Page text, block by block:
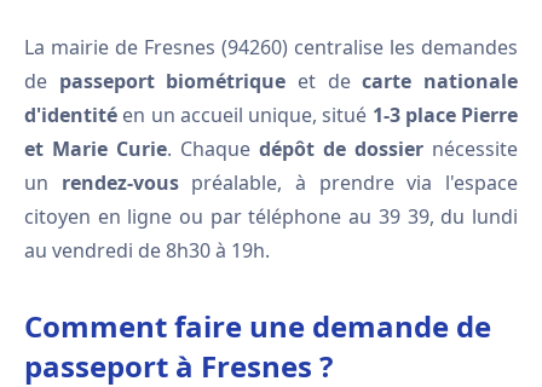
La mairie de Fresnes (94260) centralise les demandes
de passeport biométrique et decarte nationale
d'identité en un accueil unique, situé 1-3 place Pierre
et Marie Curie. Chaque dépôt de dossier nécessite
un rendez-vouspréalable, à prendre via l'espace
citoyen en ligne ou par téléphone au 39 39, du lundi
au vendredi de 8h30 à 19h.
Comment faire une demande de
passeport à Fresnes ?